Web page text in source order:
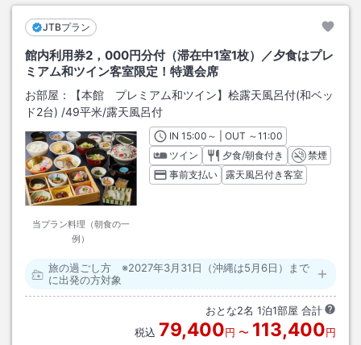
JTBプラン
館内利用券2，000円分付（滞在中1室1枚）／夕食はプレ
ミアム和ツイン客室限定！特選会席
お部屋：
【本館 プレミアム和ツイン】桧露天風呂付(和ベッ
ド2台) /49平米/露天風呂付
当プラン料理（朝食の一
例）
INチェックイン
15:00 ～ | OUT チェックアウト
～11:00
ツイン
夕食/朝食付き
禁煙
事前支払い
露天風呂付き客室
旅の過ごし方 ※2027年3月31日（沖縄は5月6日）まで
に出発の方対象
おとな2名 1泊1部屋 合計
税込 79,400円 〜 113,400円